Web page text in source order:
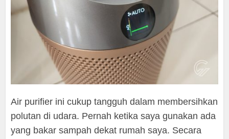
Air purifier ini cukup tangguh dalam membersihkan
polutan di udara. Pernah ketika saya gunakan ada
yang bakar sampah dekat rumah saya. Secara